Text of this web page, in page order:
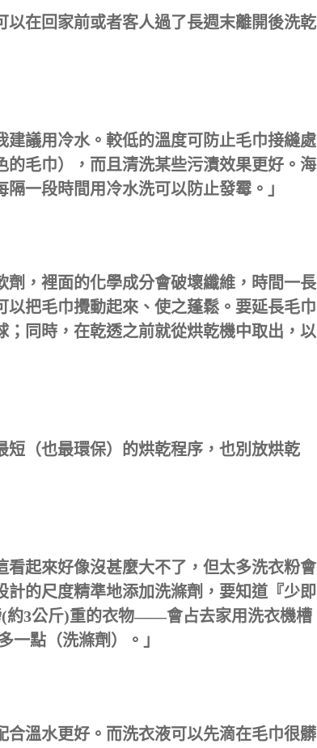
以在回家前或者客人過了長週末離開後洗乾
建議用冷水。較低的溫度可防止毛巾接縫處
毛巾），而且清洗某些污漬效果更好。海
一段時間用冷水洗可以防止發霉。」
劑，裡面的化學成分會破壞纖維，時間一長
把毛巾攪動起來、使之蓬鬆。要延長毛巾
同時，在乾透之前就從烘乾機中取出，以
短（也最環保）的烘乾程序，也別放烘乾
看起來好像沒甚麼大不了，但太多洗衣粉會
的尺度精準地添加洗滌劑，要知道『少即
約3公斤)重的衣物——會占去家用洗衣機槽
一點（洗滌劑）。」
合溫水更好。而洗衣液可以先滴在毛巾很髒